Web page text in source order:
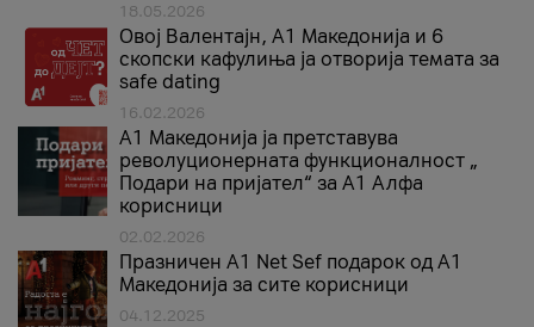
18.05.2026
Овој Валентајн, A1 Македонија и 6
скопски кафулиња ја отворија темата за
safe dating
16.02.2026
А1 Македонија ја претставува
револуционерната функционалност „
Подари на пријател“ за А1 Алфа
корисници
02.02.2026
Празничен A1 Net Sеf подарок од А1
Македонија за сите корисници
04.12.2025